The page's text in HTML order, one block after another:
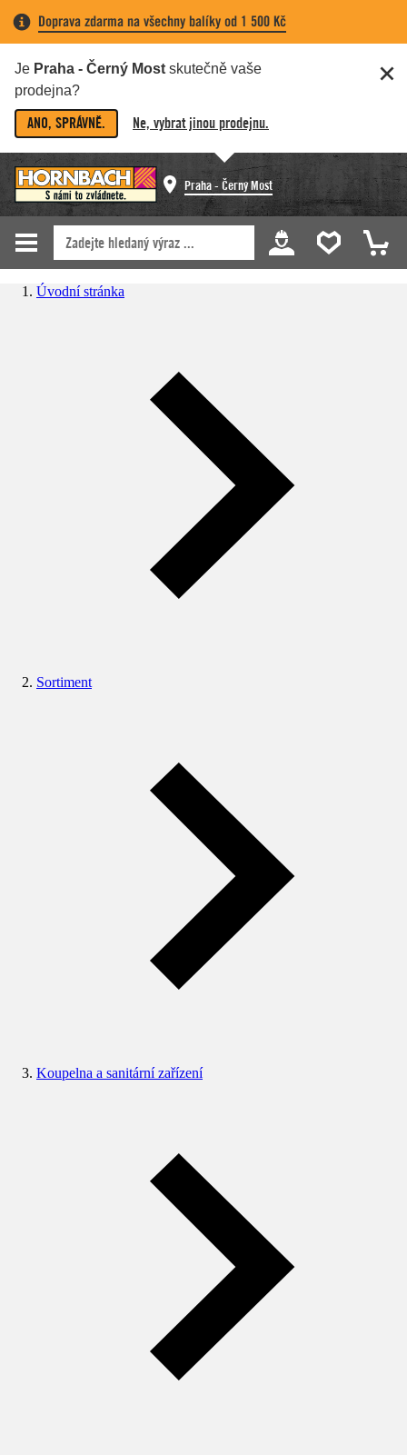
Doprava zdarma na všechny balíky od 1 500 Kč
Je Praha - Černý Most skutečně vaše
prodejna?
ANO, SPRÁVNĚ. Ne, vybrat jinou prodejnu.
Praha - Černý Most
Úvodní stránka
Sortiment
Koupelna a sanitární zařízení